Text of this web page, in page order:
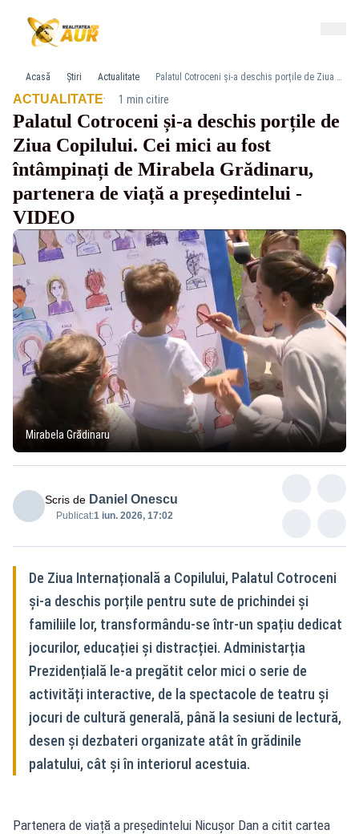
Acasă Știri Actualitate Palatul Cotroceni și-a deschis porțile de Ziua Copilului. Cei mici au fost întâmpinați de Mirabela Grădinaru, partenera de viață a președintelui -VIDEO
ACTUALITATE· 1 min citire
Palatul Cotroceni și-a deschis porțile de
Ziua Copilului. Cei mici au fost
întâmpinați de Mirabela Grădinaru,
partenera de viață a președintelui -
VIDEO
Mirabela Grădinaru
Scris de Daniel Onescu
Publicat:1 iun. 2026, 17:02
De Ziua Internațională a Copilului, Palatul Cotroceni
și-a deschis porțile pentru sute de prichindei și
familiile lor, transformându-se într-un spațiu dedicat
jocurilor, educației și distracției. Administarția
Prezidențială le-a pregătit celor mici o serie de
activități interactive, de la spectacole de teatru și
jocuri de cultură generală, până la sesiuni de lectură,
desen și dezbateri organizate atât în grădinile
palatului, cât și în interiorul acestuia.
Partenera de viață a președintelui Nicușor Dan a citit cartea